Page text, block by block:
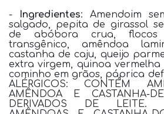
- Ingredientes: Amendoim
salgado, pepita de girassol
de abóbora crua,
transgênico, amêndoa
castanha de caju, queijo
extra virgem, quinoa
cominho em grãos, páprica
ALÉRGICOS: CONTÉM
AMÊNDOA E CASTANHA-
DERIVADOS DE LEITE.